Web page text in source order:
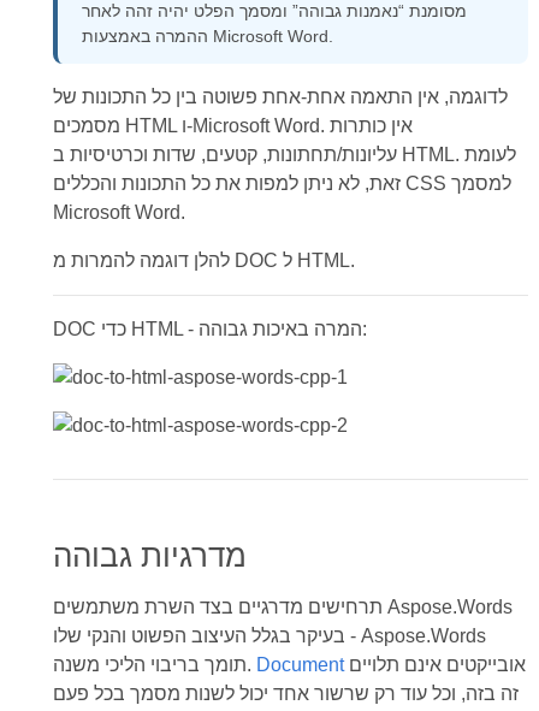
מסומנת “נאמנות גבוהה” ומסמך הפלט יהיה זהה לאחר
ההמרה באמצעות Microsoft Word.
לדוגמה, אין התאמה אחת-אחת פשוטה בין כל התכונות של
מסמכים HTML ו-Microsoft Word. אין כותרות
עליונות/תחתונות, קטעים, שדות וכרטיסיות ב HTML. לעומת
זאת, לא ניתן למפות את כל התכונות והכללים CSS למסמך
Microsoft Word.
להלן דוגמה להמרות מ DOC ל HTML.
DOC כדי HTML - המרה באיכות גבוהה:
תרחישים מדרגיים בצד השרת משתמשים Aspose.Words
בעיקר בגלל העיצוב הפשוט והנקי שלו - Aspose.Words
תומך בריבוי הליכי משנה. Documentאובייקטים אינם תלויים
זה בזה, וכל עוד רק שרשור אחד יכול לשנות מסמך בכל פעם